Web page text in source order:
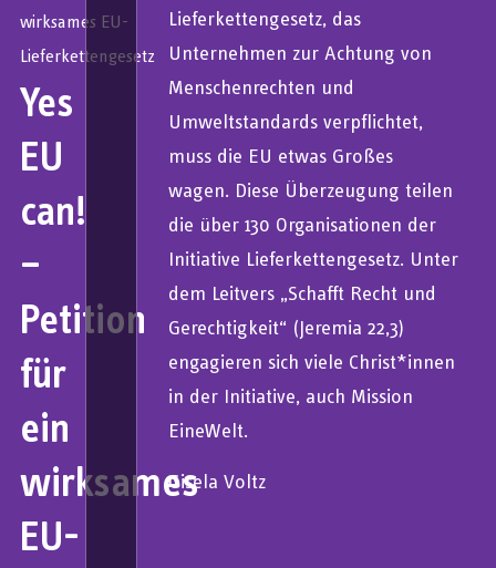
Yes
EU
can!
–
Petition
für
ein
wirksames
EU-
wirksames EU-
Lieferkettengesetz
Lieferkettengesetz, das
Unternehmen zur Achtung von
Menschenrechten und
Umweltstandards verpflichtet,
muss die EU etwas Großes
wagen. Diese Überzeugung teilen
die über 130 Organisationen der
Initiative Lieferkettengesetz. Unter
dem Leitvers „Schafft Recht und
Gerechtigkeit“ (Jeremia 22,3)
engagieren sich viele Christ*innen
in der Initiative, auch Mission
EineWelt.
Gisela Voltz